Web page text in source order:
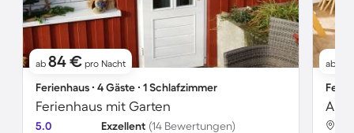
ab 84 € pro Nacht
Ferienhaus ∙ 4 Gäste ∙ 1 Schlafzimmer
Ferienhaus mit Garten
5.0 Exzellent (14 Bewertungen)
ab